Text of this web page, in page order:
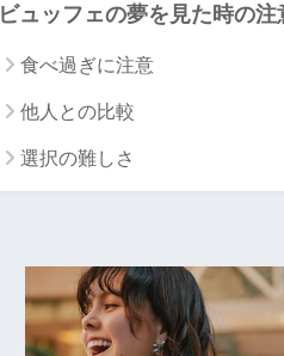
ビュッフェの夢を見た時の注
食べ過ぎに注意
他人との比較
選択の難しさ